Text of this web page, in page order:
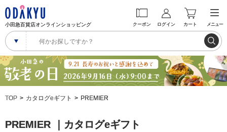
小田急百貨店オンラインショッピング クーポン ログイン カート メニュー
TOP カタログeギフト PREMIER
PREMIER ｜カタログeギフト